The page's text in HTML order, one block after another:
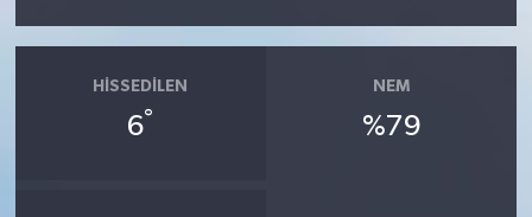
HISSEDILEN
6°
NEM
%79